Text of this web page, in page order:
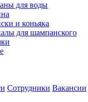
для воды
и коньяка
для шампанского
Сотрудники Вакансии